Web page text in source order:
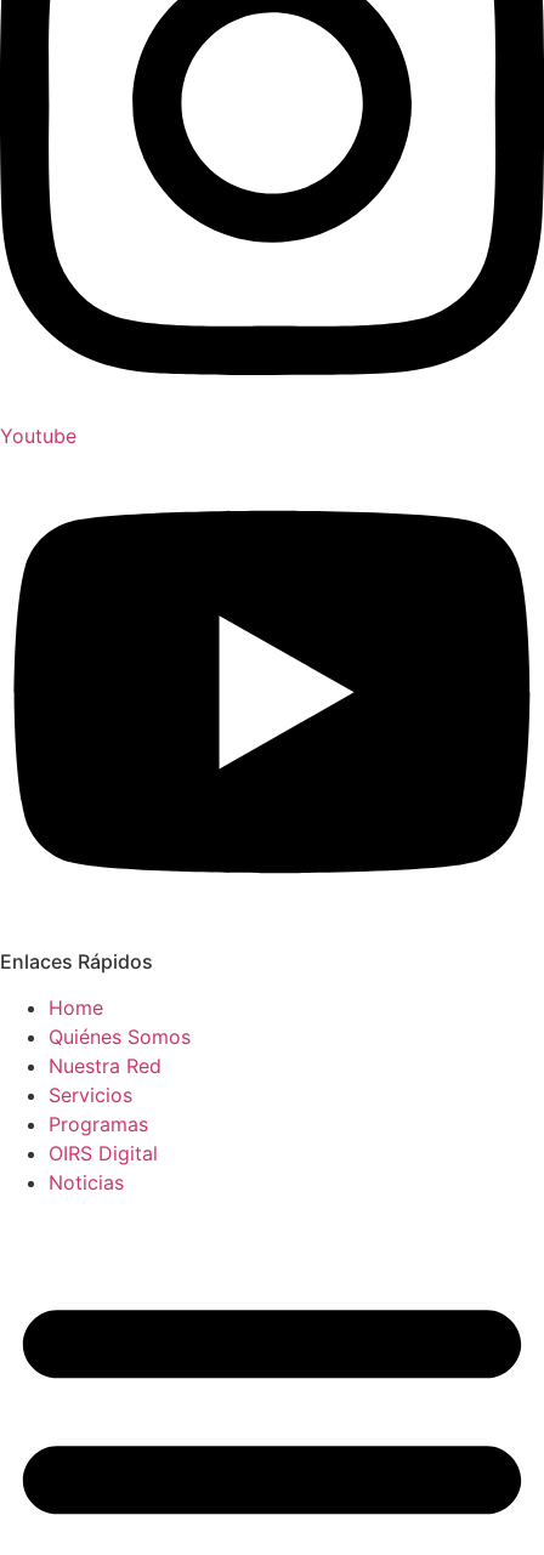
Youtube
Enlaces Rápidos
Home
Quiénes Somos
Nuestra Red
Servicios
Programas
OIRS Digital
Noticias